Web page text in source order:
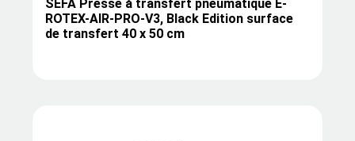
SEFA Presse à transfert pneumatique E-
ROTEX-AIR-PRO-V3, Black Edition surface
de transfert 40 x 50 cm